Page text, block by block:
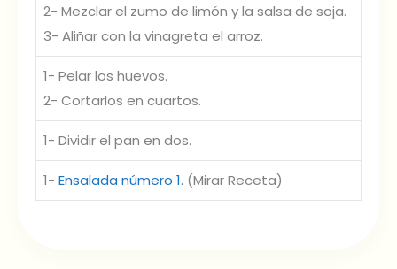
2- Mezclar el zumo de limón y la salsa de soja.
3- Aliñar con la vinagreta el arroz.
1- Pelar los huevos.
2- Cortarlos en cuartos.
1- Dividir el pan en dos.
1- Ensalada número 1. (Mirar Receta)